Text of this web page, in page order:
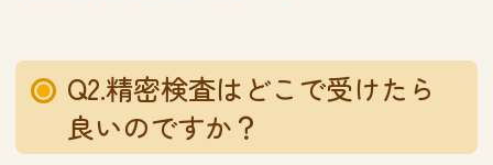
Q2.精密検査はどこで受けたら
良いのですか？